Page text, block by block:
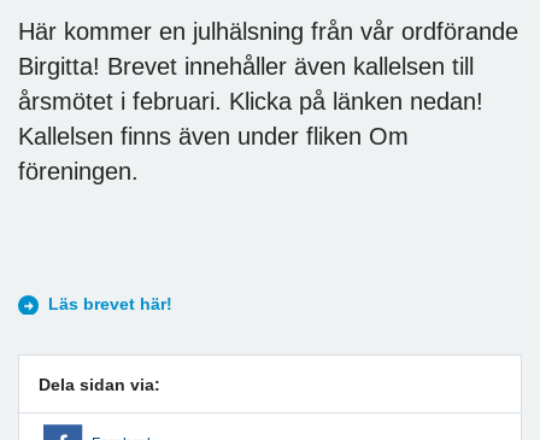
Här kommer en julhälsning från vår ordförande
Birgitta! Brevet innehåller även kallelsen till
årsmötet i februari. Klicka på länken nedan!
Kallelsen finns även under fliken Om
föreningen.
Läs brevet här!
Dela sidan via: